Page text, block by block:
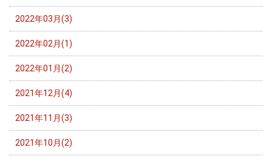
2022年03月(3)
2022年02月(1)
2022年01月(2)
2021年12月(4)
2021年11月(3)
2021年10月(2)